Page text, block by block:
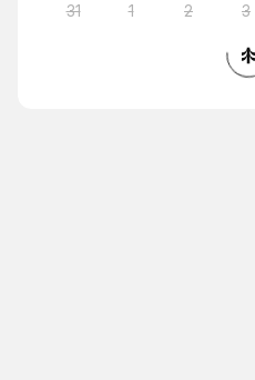
31 1 2 3